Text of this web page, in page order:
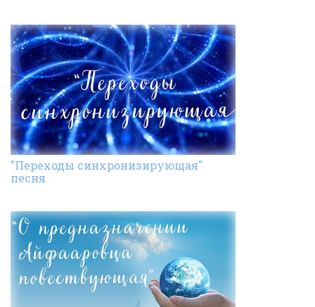
"Переходы синхронизирующая"
песня